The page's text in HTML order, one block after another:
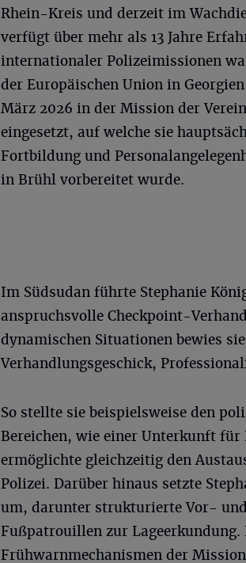
Rhein-Kreis und derzeit im
verfügt über mehr als 13 Jahre
internationaler Polizeimissionen
der Europäischen Union in
März 2026 in der Mission der
eingesetzt, auf welche sie
Fortbildung und
in Brühl vorbereitet wurde.
Im Südsudan führte Stephanie
anspruchsvolle Checkpoint-
dynamischen Situationen bewies
Verhandlungsgeschick,
So stellte sie beispielsweise den
Bereichen, wie einer Unterkunft für
ermöglichte gleichzeitig den
Polizei. Darüber hinaus setzte
um, darunter strukturierte Vor-
Fußpatrouillen zur
Frühwarnmechanismen der